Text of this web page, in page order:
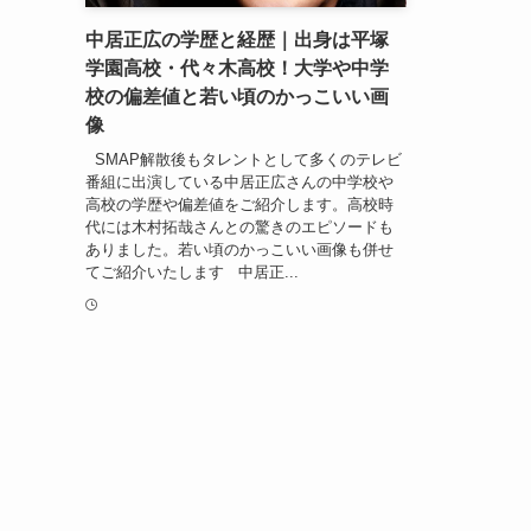
中居正広の学歴と経歴｜出身は平塚
学園高校・代々木高校！大学や中学
校の偏差値と若い頃のかっこいい画
像
SMAP解散後もタレントとして多くのテレビ
番組に出演している中居正広さんの中学校や
高校の学歴や偏差値をご紹介します。高校時
代には木村拓哉さんとの驚きのエピソードも
ありました。若い頃のかっこいい画像も併せ
てご紹介いたします 中居正...